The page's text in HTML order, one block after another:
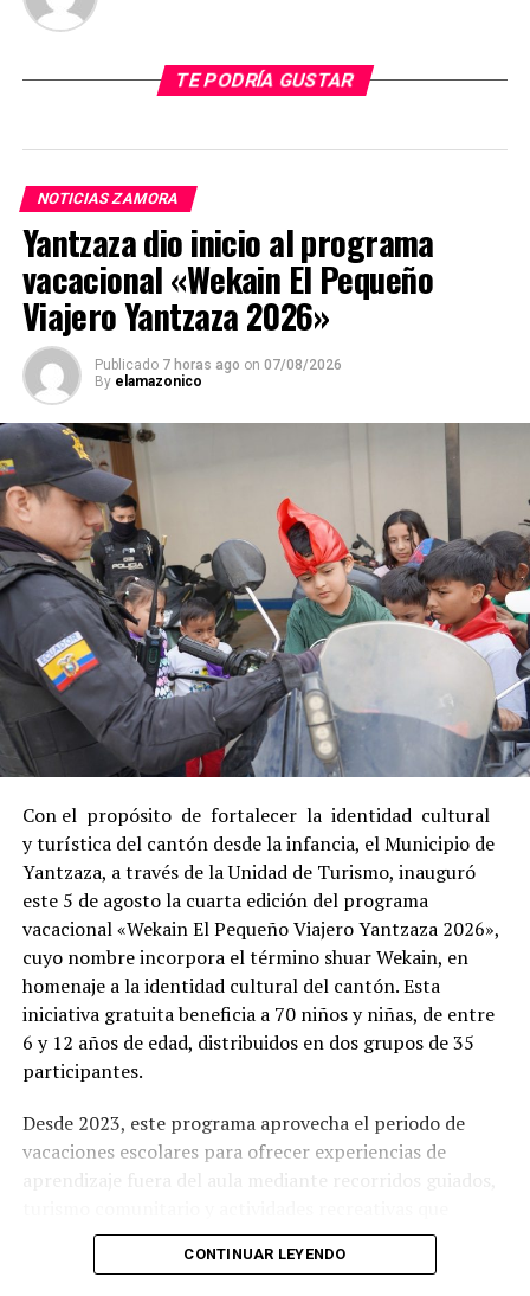
TE PODRÍA GUSTAR
NOTICIAS ZAMORA
Yantzaza dio inicio al programa
vacacional «Wekain El Pequeño
Viajero Yantzaza 2026»
Publicado 7 horas ago on 07/08/2026
By elamazonico
Con el propósito de fortalecer la identidad cultural
y turística del cantón desde la infancia, el Municipio de
Yantzaza, a través de la Unidad de Turismo, inauguró
este 5 de agosto la cuarta edición del programa
vacacional «Wekain El Pequeño Viajero Yantzaza 2026»,
cuyo nombre incorpora el término shuar Wekain, en
homenaje a la identidad cultural del cantón. Esta
iniciativa gratuita beneficia a 70 niños y niñas, de entre
6 y 12 años de edad, distribuidos en dos grupos de 35
participantes.
Desde 2023, este programa aprovecha el periodo de
vacaciones escolares para ofrecer experiencias de
aprendizaje fuera del aula mediante recorridos guiados,
fortalecen el sentido de pertenencia de los
participantes, conocen la historia, el patrimonio y los
CONTINUAR LEYENDO